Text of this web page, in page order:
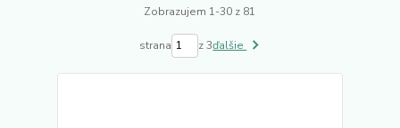
Zobrazujem 1-30 z 81
strana z 3ďalšie